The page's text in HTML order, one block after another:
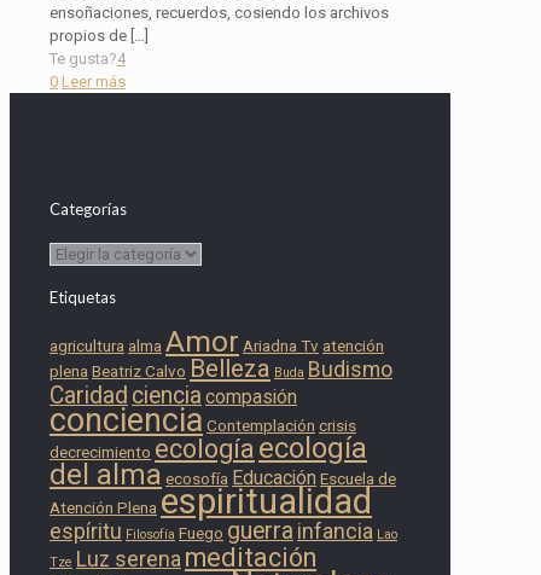
ensoñaciones, recuerdos, cosiendo los archivos
propios de […]
Te gusta?4
0 Leer más
Categorías
Categorías
Etiquetas
agricultura alma Amor Ariadna Tv atención
plena Beatriz Calvo Belleza Buda Budismo
Caridad ciencia compasión
conciencia Contemplación crisis
decrecimiento ecología ecología
del alma ecosofía Educación Escuela de
Atención Plena espiritualidad
espíritu Filosofía Fuego guerra infancia Lao
Tze Luz serena meditación